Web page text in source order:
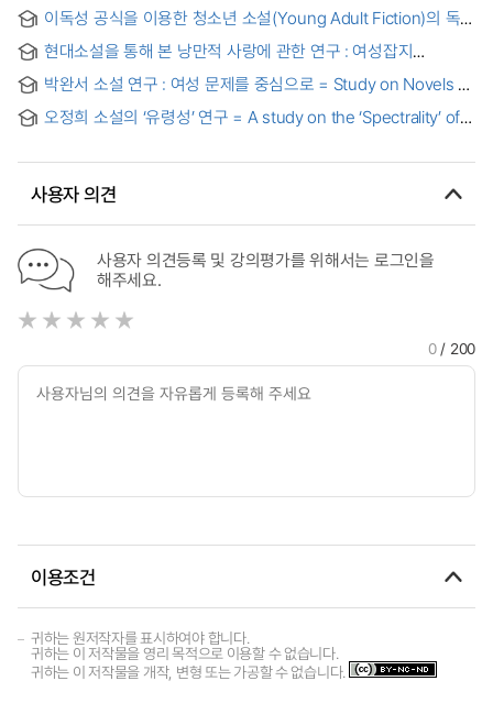
Korean modern novels
이독성 공식을 이용한 청소년 소설(Young Adult Fiction)의 독해
현대소설을 통해 본 낭만적 사랑에 관한 연구 : 여성잡지
박완서 소설 연구 : 여성 문제를 중심으로 = Study on Novels of
issues
오정희 소설의 ‘유령성’ 연구 = A study on the ‘Spectrality’ of
사용자 의견
사용자 의견등록 및 강의평가를 위해서는 로그인을
해주세요.
0/ 200
이용조건
귀하는 원저작자를 표시하여야 합니다.
귀하는 이 저작물을 영리 목적으로 이용할 수 없습니다.
귀하는 이 저작물을 개작, 변형 또는 가공할 수 없습니다.